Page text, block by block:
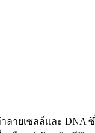
ายเซลล์และ DNA